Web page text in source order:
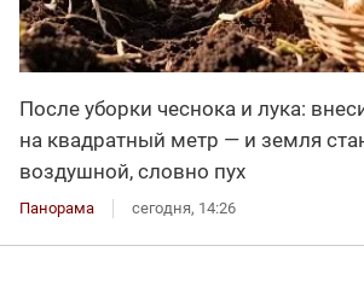
После уборки чеснока и лука:
на квадратный метр — и земля
воздушной, словно пух
Панорама сегодня, 14:26